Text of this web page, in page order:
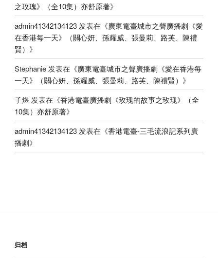
之玫瑰》（全10集）亦舒原著》
admin41342134123 发表在《廣東電臺城市之聲廣播劇《愛
在香港每一天》（關心妍、孫耀威、張曼莉、路芙、陳禮
賢） 》
Stephanie 发表在《廣東電臺城市之聲廣播劇《愛在香港每
一天》（關心妍、孫耀威、張曼莉、路芙、陳禮賢） 》
子煜 发表在《香港電臺廣播劇《玫瑰的故事之玫瑰》（全
10集）亦舒原著》
admin41342134123 发表在《香港電臺-三毛流浪記系列廣
播劇》
归档